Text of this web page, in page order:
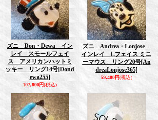
ズニ Don・Dewa イン
レイ スモールフェイ
ス アメリカンハットミ
ッキー リング14号[Dond
ewa255]
107,800円(税込)
ズニ Andrea・Lonjose
インレイ Lフェイス ミニ
ーマウス リング20号[An
dreaLonjose365]
59,400円(税込)